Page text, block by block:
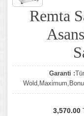
Remta
Garanti :
3,570.00